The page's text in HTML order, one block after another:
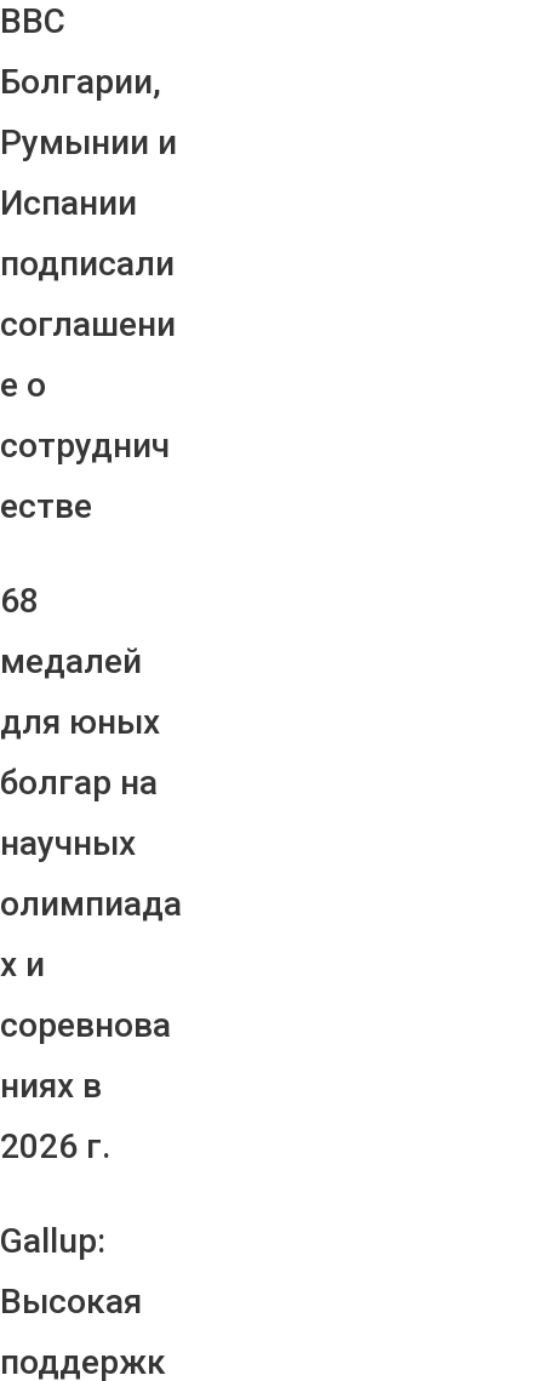
ВВС
Болгарии,
Румынии и
Испании
подписали
соглашени
е о
сотруднич
естве
68
медалей
для юных
болгар на
научных
олимпиада
х и
соревнова
ниях в
2026 г.
Gallup:
Высокая
поддержк